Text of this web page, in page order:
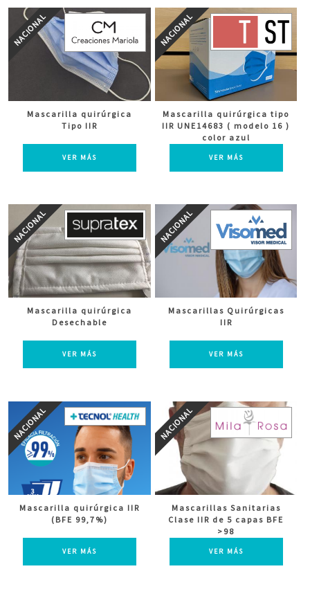
Mascarilla quirúrgica
Tipo IIR
VER MÁS
Mascarilla quirúrgica tipo
IIR UNE14683 ( modelo 16 )
color azul
VER MÁS
Mascarilla quirúrgica
Desechable
VER MÁS
Mascarillas Quirúrgicas
IIR
VER MÁS
Mascarilla quirúrgica IIR
(BFE 99,7%)
VER MÁS
Mascarillas Sanitarias
Clase IIR de 5 capas BFE
>98
VER MÁS